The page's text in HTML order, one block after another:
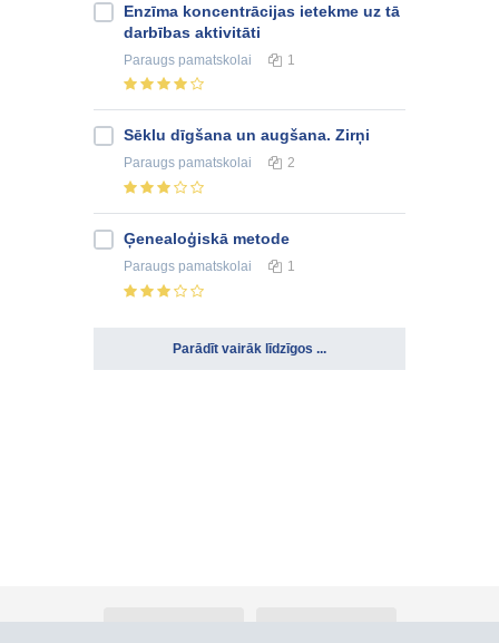
Enzīma koncentrācijas ietekme uz tā
darbības aktivitāti
Paraugs pamatskolai 1
Sēklu dīgšana un augšana. Zirņi
Paraugs pamatskolai 2
Ģenealoģiskā metode
Paraugs pamatskolai 1
Parādīt vairāk līdzīgos ...